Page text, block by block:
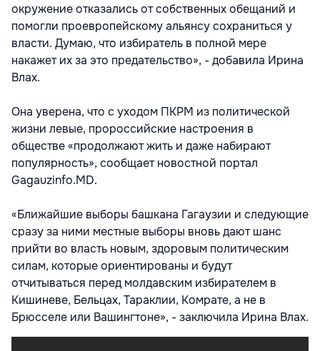
окружение отказались от собственных обещаний и
помогли проевропейскому альянсу сохраниться у
власти. Думаю, что избиратель в полной мере
накажет их за это предательство», - добавила Ирина
Влах.
Она уверена, что с уходом ПКРМ из политической
жизни левые, пророссийские настроения в
обществе «продолжают жить и даже набирают
популярность», сообщает новостной портал
Gagauzinfo.MD.
«Ближайшие выборы башкана Гагаузии и следующие
сразу за ними местные выборы вновь дают шанс
прийти во власть новым, здоровым политическим
силам, которые ориентированы и будут
отчитываться перед молдавским избирателем в
Кишиневе, Бельцах, Тараклии, Комрате, а не в
Брюсселе или Вашингтоне», - заключила Ирина Влах.